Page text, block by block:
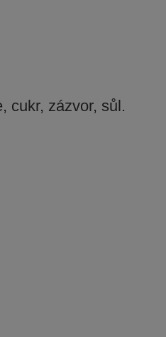
cukr, zázvor, sůl.